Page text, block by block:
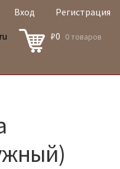
Вход Регистрация
₽0 0 товаров